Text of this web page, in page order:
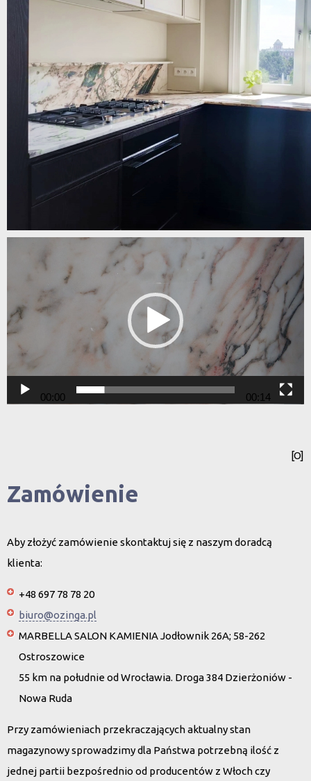
00:00 00:14
[O]
Zamówienie
Aby złożyć zamówienie skontaktuj się z naszym doradcą
klienta:
+48 697 78 78 20
biuro@ozinga.pl
MARBELLA SALON KAMIENIA Jodłownik 26A; 58-262
Ostroszowice
55 km na południe od Wrocławia. Droga 384 Dzierżoniów -
Nowa Ruda
Przy zamówieniach przekraczających aktualny stan
magazynowy sprowadzimy dla Państwa potrzebną ilość z
jednej partii bezpośrednio od producentów z Włoch czy